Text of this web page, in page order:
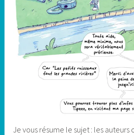
Je vous résume le sujet : les auteurs